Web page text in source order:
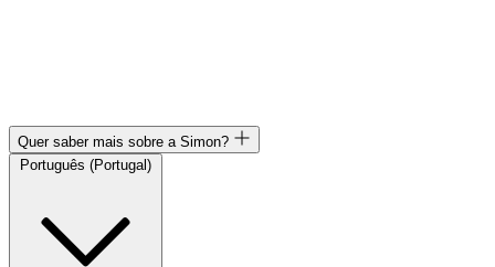
Quer saber mais sobre a Simon?